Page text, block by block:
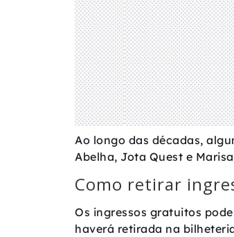
Ao longo das décadas,
Abelha, Jota Quest e
Como retirar
Os ingressos gratuitos
haverá retirada na